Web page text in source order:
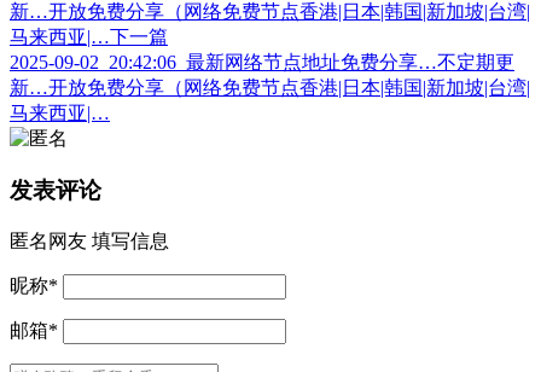
新…开放免费分享（网络免费节点香港|日本|韩国|新加坡|台湾|
马来西亚|… 下一篇
2025-09-02_20:42:06_最新网络节点地址免费分享…不定期更
新…开放免费分享（网络免费节点香港|日本|韩国|新加坡|台湾|
马来西亚|…
发表评论
匿名网友 填写信息
昵称*
邮箱*